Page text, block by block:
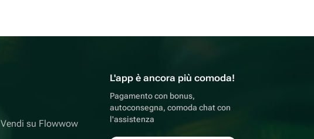
Vendi su Flowwow
L'app è ancora più comoda!
Pagamento con bonus,
autoconsegna, comoda chat con
l'assistenza